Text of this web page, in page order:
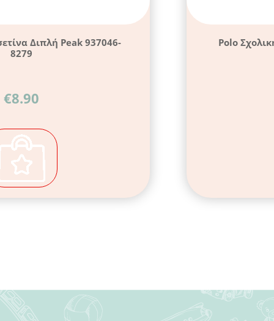
Διπλή Peak 937046-
8279
€8.90
Polo